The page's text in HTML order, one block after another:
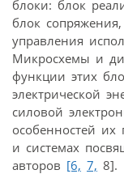
блоки: блок
блок
управления
Микросхемы и
функции этих
электрической
силовой
особенностей
и системах
авторов [6, 7, 8].